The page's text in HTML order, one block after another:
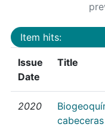
Item hits:
Issue
Date
Title
2020